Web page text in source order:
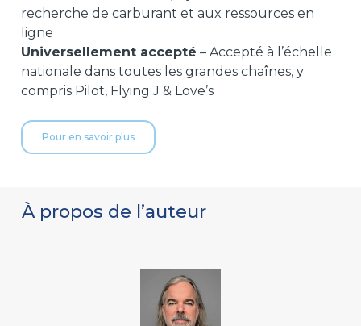
recherche de carburant et aux ressources en
ligne
Universellement accepté – Accepté à l’échelle
nationale dans toutes les grandes chaînes, y
compris Pilot, Flying J & Love’s
Pour en savoir plus
À propos de l’auteur